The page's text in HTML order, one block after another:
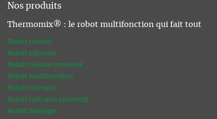
Nos produits
Thermomix® : le robot multifonction qui fait tout
Robot cuisine
Robot pâtissier
Robot cuisine connecté
Robot multifonction
Robot culinaire
Robot culinaire connecté
Robot ménager